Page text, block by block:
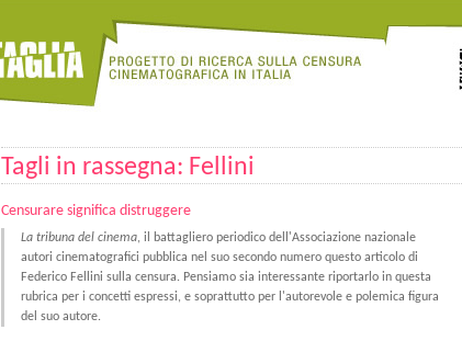
Tagli in rassegna: Fellini
Censurare significa distruggere
La tribuna del cinema, il battagliero periodico dell'Associazione nazionale
autori cinematografici pubblica nel suo secondo numero questo articolo di
Federico Fellini sulla censura. Pensiamo sia interessante riportarlo in questa
rubrica per i concetti espressi, e soprattutto per l'autorevole e polemica figura
del suo autore.